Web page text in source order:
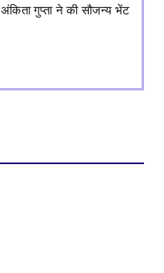
अंकिता गुप्ता ने की सौजन्य भेंट